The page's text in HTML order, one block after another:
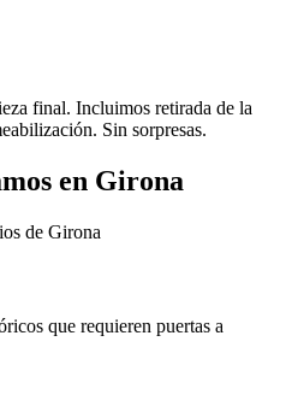
final. Incluimos retirada de la
Sin sorpresas.
en Girona
de Girona
que requieren puertas a